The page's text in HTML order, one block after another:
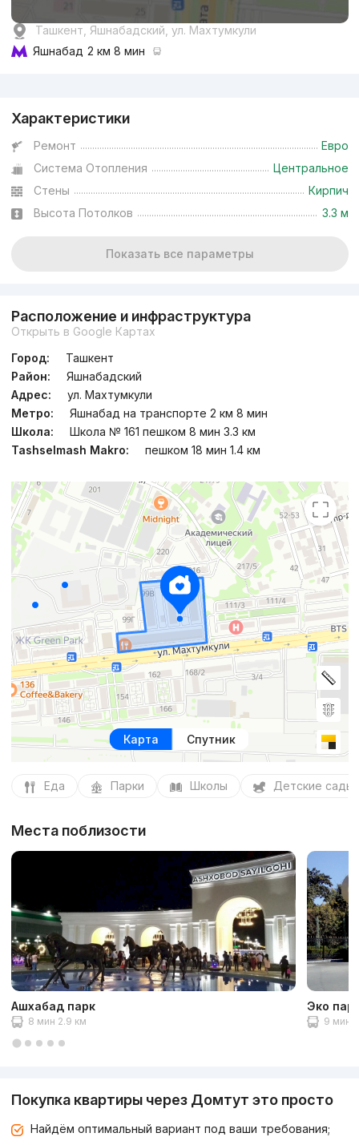
Ташкент, Яшнабадский, ул. Махтумкули
Яшнабад 2 км 8 мин
Характеристики
Ремонт
Евро
Система Отопления
Центральное
Стены
Кирпич
Высота Потолков
3.3 м
Показать все параметры
Расположение и инфраструктура
Открыть в Google Картах
Город:
Ташкент
Район:
Яшнабадский
Адрес:
ул. Махтумкули
Метро:
Яшнабад на транспорте 2 км 8 мин
Школа:
Школа № 161 пешком 8 мин 3.3 км
Tashselmash Makro:
пешком 18 мин 1.4 км
Карта Спутник
Еда Парки Школы Детские сады
Места поблизости
Ашхабад парк
8 мин 2.9 км
Эко
9 мин
Покупка квартиры через Домтут это просто
Найдём оптимальный вариант под ваши требования;